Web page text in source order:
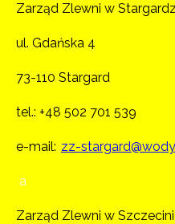
Zarząd Zlewni w
ul. Gdańska 4
73-110 Stargard
tel.: +48 502 701 539
e-mail: zz-
a
Zarząd Zlewni w